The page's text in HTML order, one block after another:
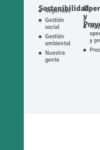
Sostenibilidad
Seguridad
Gestión
social
Gestión
ambiental
Nuestra
gente
y
y